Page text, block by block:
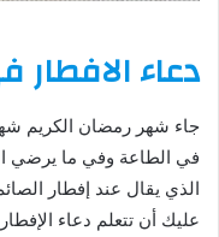
دعاء
جاء شهر رمضان الكريم
في الطاعة وفي ما يرضي
الذي يقال عند إفطار
عليك أن تتعلم دعاء